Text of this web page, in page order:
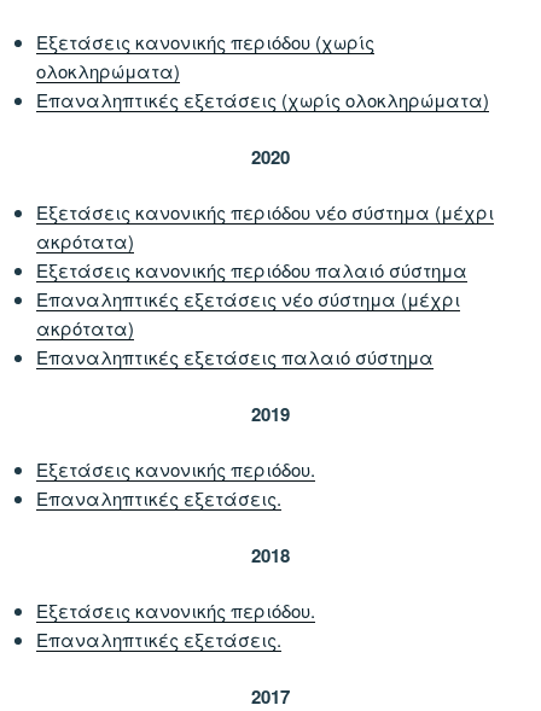
Εξετάσεις κανονικής περιόδου (χωρίς
ολοκληρώματα)
Επαναληπτικές εξετάσεις (χωρίς ολοκληρώματα)
2020
Εξετάσεις κανονικής περιόδου νέο σύστημα (μέχρι
ακρότατα)
Εξετάσεις κανονικής περιόδου παλαιό σύστημα
Επαναληπτικές εξετάσεις νέο σύστημα (μέχρι
ακρότατα)
Επαναληπτικές εξετάσεις παλαιό σύστημα
2019
Εξετάσεις κανονικής περιόδου.
Επαναληπτικές εξετάσεις.
2018
Εξετάσεις κανονικής περιόδου.
Επαναληπτικές εξετάσεις.
2017